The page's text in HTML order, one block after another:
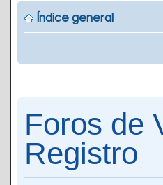
Índice general
Foros de
Registro